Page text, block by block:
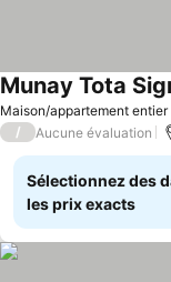
Maison/appartement entier
Munay Tota
/ Aucune évaluation
Sélectionnez des
les prix exacts